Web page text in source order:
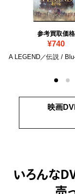
参考買取価格
¥740
A LEGEND／伝説 /
映画
いろんな